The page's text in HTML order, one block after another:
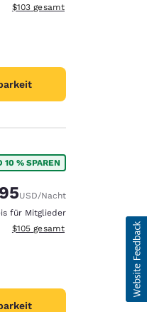
Geschätzte Gesamtdetails
$103 gesamt
10 % SPAREN
Preis:
Preis:
USD/Nacht
für Mitglieder
Geschätzte Gesamtdetails
$105 gesamt